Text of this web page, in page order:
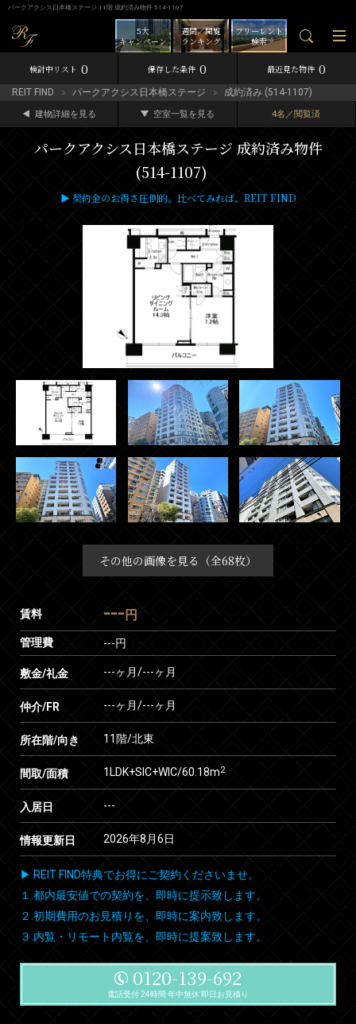
パークアクシス日本橋ステージ 11階 成約済み物件 514-1107
フリーレント
検索
週間／閲覧
ランキング
5大
キャンペーン
検討中リスト 0 保存した条件 0 最近見た物件 0
REIT FIND パークアクシス日本橋ステージ 成約済み (514-1107)
建物詳細を見る 空室一覧を見る 4名／閲覧済
パークアクシス日本橋ステージ 成約済み物件
(514-1107)
▶ 契約金のお得さ圧倒的。比べてみれば、REIT FIND
その他の画像を見る（全68枚）
賃料 --- 円
管理費 ---円
敷金/礼金 ---ヶ月/---ヶ月
仲介/FR ---ヶ月/---ヶ月
所在階/向き 11階/北東
間取/面積 1LDK+SIC+WIC/60.18m2
入居日 ---
情報更新日 2026年8月6日
▶ REIT FIND特典でお得にご契約くださいませ。
１.都内最安値での契約を、即時に提示致します。
２.初期費用のお見積りを、即時に案内致します。
３.内覧・リモート内覧を、即時に提案致します。
0120-139-692
電話受付 24時間 年中無休 即日お見積り